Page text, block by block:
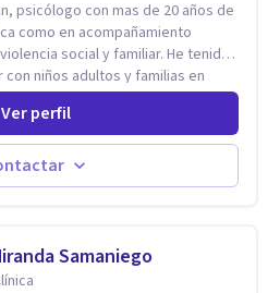
psicólogo con mas de 20 años de
como en acompañamiento
social y familiar. He tenido
niños adultos y familias en
ha dado un una variedad de
a tu disposicion. En la
de manera presencial y/o virtual,
de cada sesión lo acordamos en
Ver perfil
Samaniego